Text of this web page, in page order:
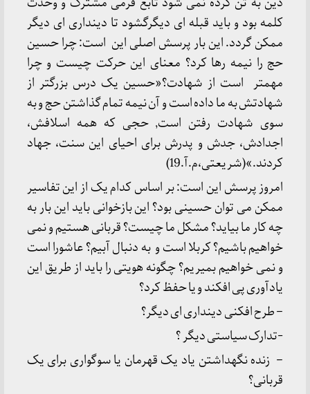
کلمه بود و باید قبله ای دیگرگشود تا دینداری ای دیگر
ممکن گردد. این بار پرسش اصلی این است: چرا حسین
حج را نیمه رها کرد؟ معنای این حرکت چیست و چرا
مهمتر است از شهادت؟«حسین یک درس بزرگتر از
شهادتش به ما داده است و آن نیمه تمام گذاشتن حج و به
سوی شهادت رفتن است, حجی که همه اسلافش،
اجدادش، جدش و پدرش برای احیای این سنت، جهاد
کردند.»(شریعتی،م.آ.19)
امروز پرسش این است: بر اساس کدام یک از این تفاسیر
ممکن می توان حسینی بود؟ این بازخوانی باید این بار به
چه کار ما بیاید؟ مشکل ما چیست؟ قربانی هستیم و نمی
خواهیم باشیم؟ کربلا است و به دنبال آبیم؟ عاشورا است
و نمی خواهیم بمیریم؟ چگونه هویتی را باید از طریق این
یادآوری پی افکند و یا حفظ کرد؟
– طرح افکنی دینداری ای دیگر؟
-تدارک سیاستی دیگر ؟
– زنده نگهداشتن یاد یک قهرمان یا سوگواری برای یک
قربانی؟